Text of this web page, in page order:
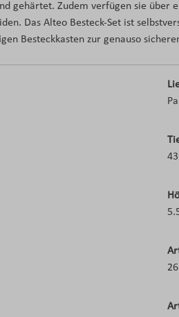
gehärtet. Zudem verfügen sie über
Das Alteo Besteck-Set ist
Besteckkasten zur genauso
43